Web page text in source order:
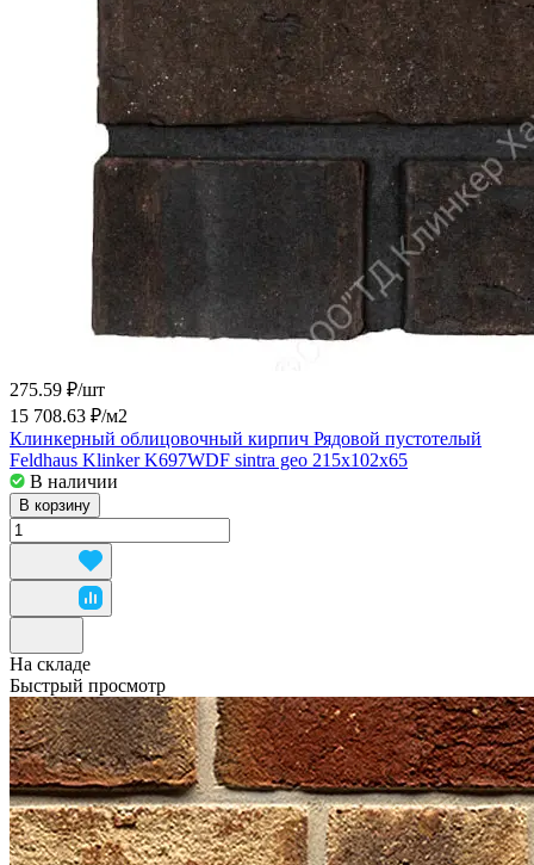
275.59 ₽/шт
15 708.63 ₽/м2
Клинкерный облицовочный кирпич Рядовой пустотелый
Feldhaus Klinker K697WDF sintra geo 215x102x65
В наличии
В корзину
На складе
Быстрый просмотр